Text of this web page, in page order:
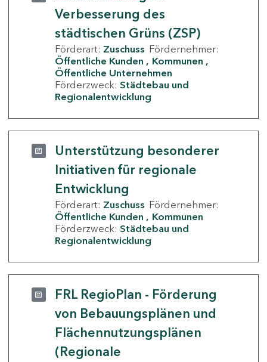
Verbesserung des
städtischen Grüns (ZSP)
Förderart: Zuschuss Fördernehmer:
Öffentliche Kunden
Kommunen
Öffentliche Unternehmen
Förderzweck: Städtebau und
Regionalentwicklung
Unterstützung besonderer
Initiativen für regionale
Entwicklung
Förderart: Zuschuss Fördernehmer:
Öffentliche Kunden
Kommunen
Förderzweck: Städtebau und
Regionalentwicklung
FRL RegioPlan - Förderung
von Bebauungsplänen und
Flächennutzungsplänen
(Regionale